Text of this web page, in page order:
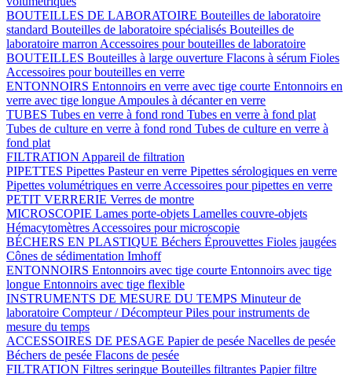
BOUTEILLES DE LABORATOIRE Bouteilles de laboratoire
standard Bouteilles de laboratoire spécialisés Bouteilles de
laboratoire marron Accessoires pour bouteilles de laboratoire
BOUTEILLES Bouteilles à large ouverture Flacons à sérum Fioles
Accessoires pour bouteilles en verre
ENTONNOIRS Entonnoirs en verre avec tige courte Entonnoirs en
verre avec tige longue Ampoules à décanter en verre
TUBES Tubes en verre à fond rond Tubes en verre à fond plat
Tubes de culture en verre à fond rond Tubes de culture en verre à
fond plat
FILTRATION Appareil de filtration
PIPETTES Pipettes Pasteur en verre Pipettes sérologiques en verre
Pipettes volumétriques en verre Accessoires pour pipettes en verre
PETIT VERRERIE Verres de montre
MICROSCOPIE Lames porte-objets Lamelles couvre-objets
Hémacytomètres Accessoires pour microscopie
BÉCHERS EN PLASTIQUE Béchers Éprouvettes Fioles jaugées
Cônes de sédimentation Imhoff
ENTONNOIRS Entonnoirs avec tige courte Entonnoirs avec tige
longue Entonnoirs avec tige flexible
INSTRUMENTS DE MESURE DU TEMPS Minuteur de
laboratoire Compteur / DécompteurPiles pour instruments de
mesure du temps
ACCESSOIRES DE PESAGE Papier de pesée Nacelles de pesée
Béchers de pesée Flacons de pesée
FILTRATION Filtres seringue Bouteilles filtrantes Papier filtre